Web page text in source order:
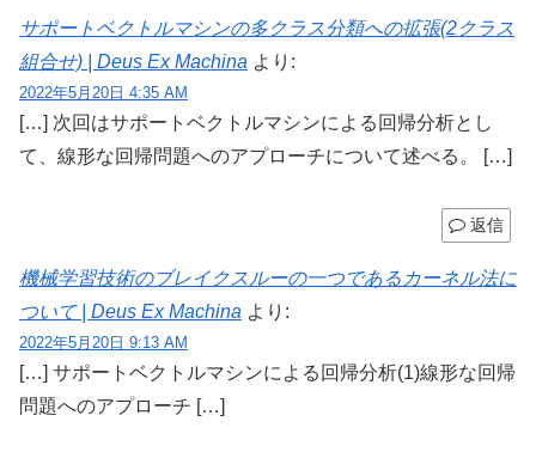
サポートベクトルマシンの多クラス分類への拡張(2クラス
組合せ) | Deus Ex Machina より:
2022年5月20日 4:35 AM
[…] 次回はサポートベクトルマシンによる回帰分析とし
て、線形な回帰問題へのアプローチについて述べる。 […]
返信
機械学習技術のブレイクスルーの一つであるカーネル法に
ついて | Deus Ex Machina より:
2022年5月20日 9:13 AM
[…] サポートベクトルマシンによる回帰分析(1)線形な回帰
問題へのアプローチ […]